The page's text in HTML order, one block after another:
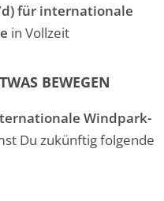
für internationale
in Vollzeit
BEWEGEN
Windpark-
Du zukünftig folgende